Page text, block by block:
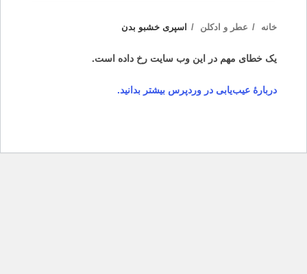
خانه عطر و ادکلن اسپری خشبو بدن
یک خطای مهم در این وب سایت رخ داده است.
دربارهٔ عیب‌یابی در وردپرس بیشتر بدانید.